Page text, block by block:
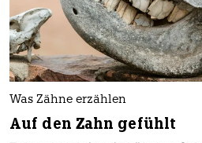
Was Zähne erzählen
Auf den Zahn gefühlt